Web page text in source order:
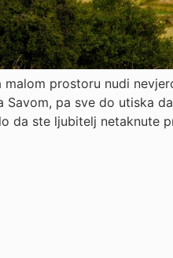
malom prostoru nudi
Savom, pa sve do utiska
da ste ljubitelj netaknute